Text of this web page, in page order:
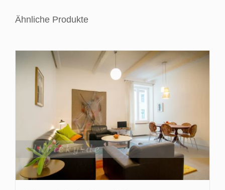
Ähnliche Produkte